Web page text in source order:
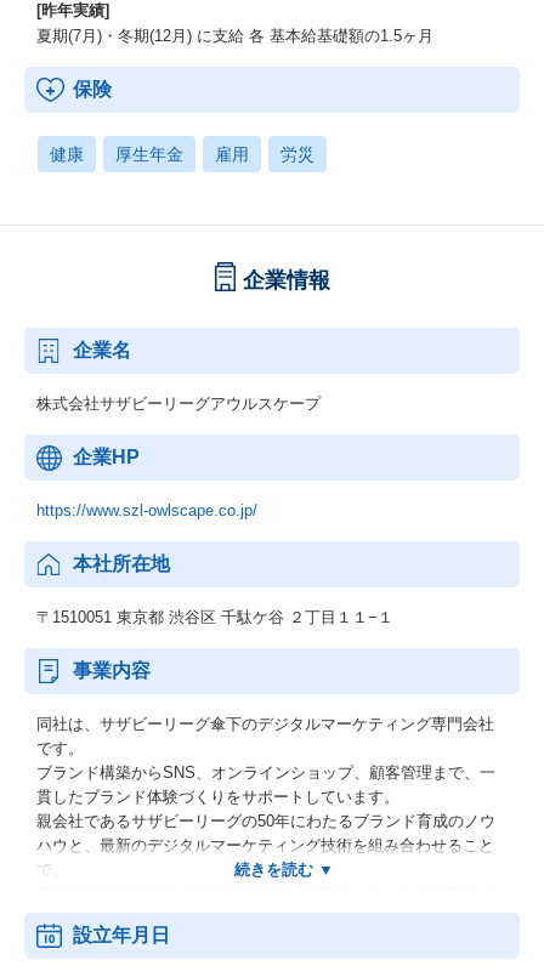
[昨年実績]
夏期(7月)・冬期(12月) に支給 各 基本給基礎額の1.5ヶ月
保険
健康 厚生年金 雇用 労災
企業情報
企業名
株式会社サザビーリーグアウルスケープ
企業HP
https://www.szl-owlscape.co.jp/
本社所在地
〒1510051 東京都 渋谷区 千駄ケ谷 ２丁目１１−１
事業内容
同社は、サザビーリーグ傘下のデジタルマーケティング専門会社
です。
ブランド構築からSNS、オンラインショップ、顧客管理まで、一
貫したブランド体験づくりをサポートしています。
親会社であるサザビーリーグの50年にわたるブランド育成のノウ
ハウと、最新のデジタルマーケティング技術を組み合わせること
で、
す。
設立年月日